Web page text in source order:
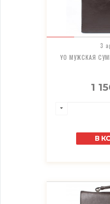
3
YO МУЖСКАЯ
1
В